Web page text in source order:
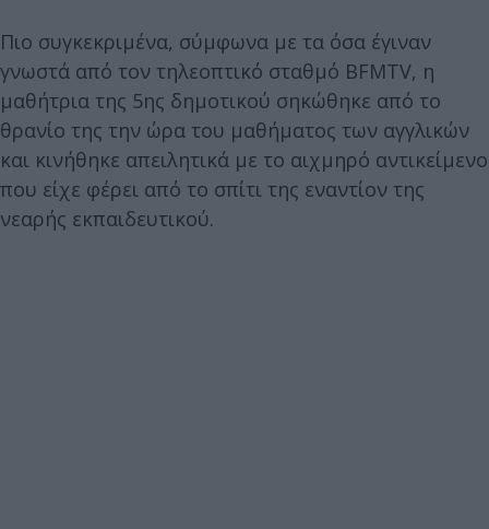
Πιο συγκεκριμένα, σύμφωνα με τα όσα έγιναν
γνωστά από τον τηλεοπτικό σταθμό BFMTV, η
μαθήτρια της 5ης δημοτικού σηκώθηκε από το
θρανίο της την ώρα του μαθήματος των αγγλικών
και κινήθηκε απειλητικά με το αιχμηρό αντικείμενο
που είχε φέρει από το σπίτι της εναντίον της
νεαρής εκπαιδευτικού.